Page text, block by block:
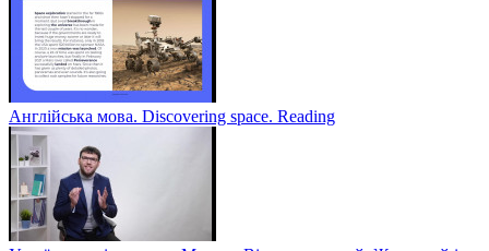
Англійська мова. Discovering space. Reading